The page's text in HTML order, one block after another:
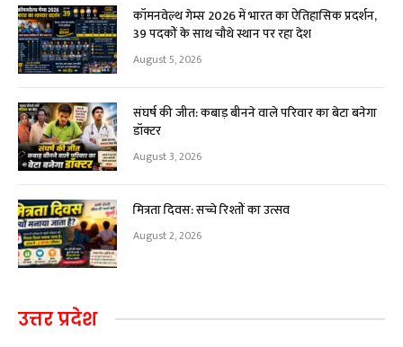
कॉमनवेल्थ गेम्स 2026 में भारत का ऐतिहासिक प्रदर्शन,
39 पदकों के साथ चौथे स्थान पर रहा देश
August 5, 2026
संघर्ष की जीत: कबाड़ बीनने वाले परिवार का बेटा बनेगा
डॉक्टर
August 3, 2026
मित्रता दिवस: सच्चे रिश्तों का उत्सव
August 2, 2026
उत्तर प्रदेश